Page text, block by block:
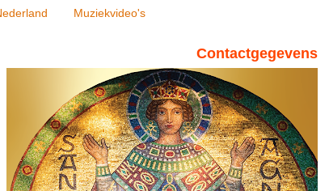
Muziekvideo's
Contactgegevens